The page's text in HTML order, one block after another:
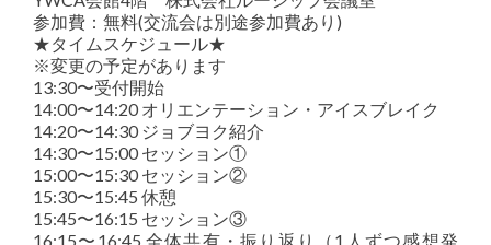
参加費：無料(交流会は別途参加費あり)
★タイムスケジュール★
※変更の予定があります
13:30〜受付開始
14:00〜14:20 オリエンテーション・アイスブレイク
14:20〜14:30 ジョブヨク紹介
14:30〜15:00 セッション①
15:00〜15:30 セッション②
15:30〜15:45 休憩
15:45〜16:15 セッション③
16:15〜16:45 全体共有・振り返り（1人ずつ感想発